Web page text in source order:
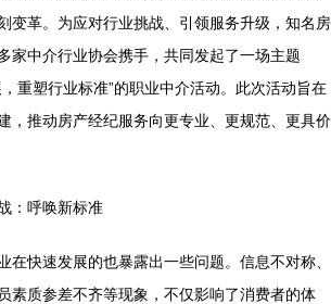
变革。为应对行业挑战、引领服务升级，知名房
家中介行业协会携手，共同发起了一场主题
重塑行业标准”的职业中介活动。此次活动旨在
，推动房产经纪服务向更专业、更规范、更具价
：呼唤新标准
在快速发展的也暴露出一些问题。信息不对称、
素质参差不齐等现象，不仅影响了消费者的体